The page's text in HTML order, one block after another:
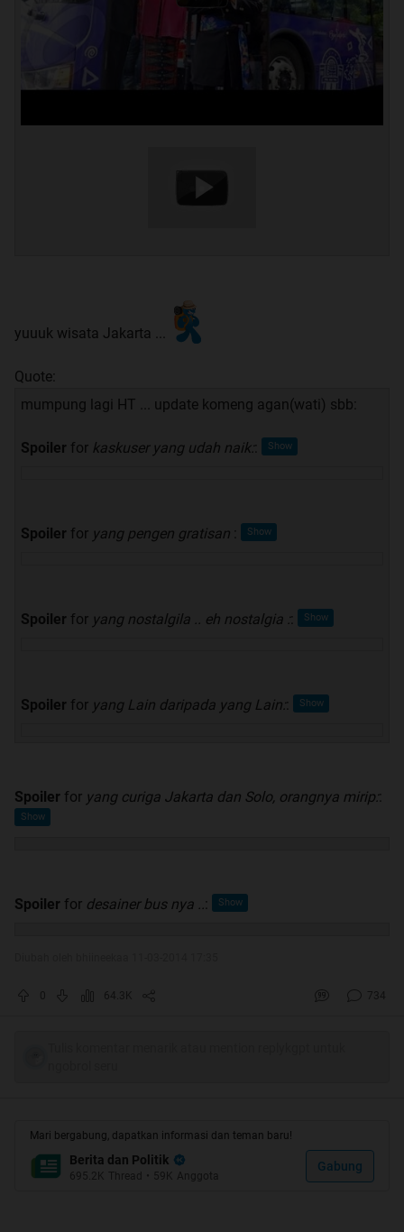
yuuuk wisata Jakarta ...
Quote:
mumpung lagi HT ... update komeng agan(wati) sbb:
Spoiler for kaskuser yang udah naik:
Spoiler for yang pengen gratisan
Spoiler for yang nostalgila .. eh nostalgia :
Spoiler for yang Lain daripada yang Lain:
Spoiler for yang curiga Jakarta dan Solo, orangnya mirip::
Spoiler for desainer bus nya ..:
0 64.3K 734
Mari bergabung, dapatkan informasi dan teman baru!
Berita dan Politik
695.2K Thread • 59K Anggota
Gabung